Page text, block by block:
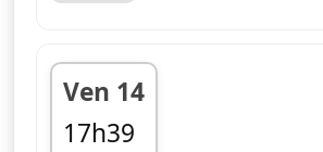
Ven 14
17h39